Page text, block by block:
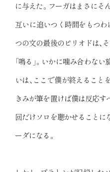
に与えた。フーガはまさにそ
互いに追いつく時間をもつわ
つの文の最後のピリオドは、
「鳴る」。いかに噛み合わな
いは、ここで僕が終えること
きみが筆を置けば僕は反応す
回だけソロを聴かせることに
ーダになる。